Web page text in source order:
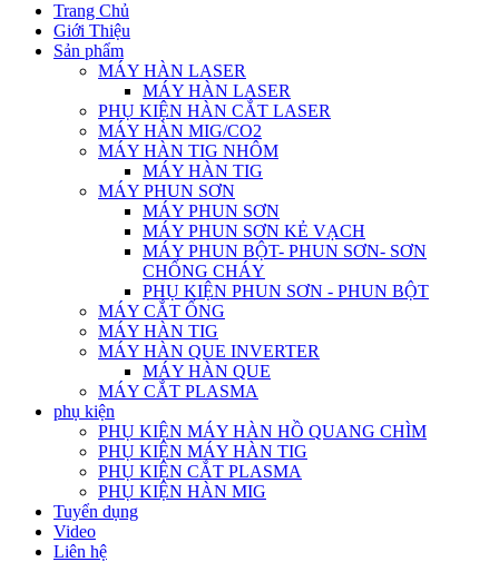
Trang Chủ
Giới Thiệu
Sản phẩm
MÁY HÀN LASER
MÁY HÀN LASER
PHỤ KIỆN HÀN CẮT LASER
MÁY HÀN MIG/CO2
MÁY HÀN TIG NHÔM
MÁY HÀN TIG
MÁY PHUN SƠN
MÁY PHUN SƠN
MÁY PHUN SƠN KẺ VẠCH
MÁY PHUN BỘT- PHUN SƠN- SƠN
CHỐNG CHÁY
PHỤ KIỆN PHUN SƠN - PHUN BỘT
MÁY CẮT ỐNG
MÁY HÀN TIG
MÁY HÀN QUE INVERTER
MÁY HÀN QUE
MÁY CẮT PLASMA
phụ kiện
PHỤ KIỆN MÁY HÀN HỒ QUANG CHÌM
PHỤ KIỆN MÁY HÀN TIG
PHỤ KIỆN CẮT PLASMA
PHỤ KIỆN HÀN MIG
Tuyển dụng
Video
Liên hệ